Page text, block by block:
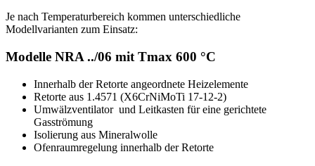
Je nach Temperaturbereich kommen unterschiedliche
Modellvarianten zum Einsatz:
Modelle NRA ../06 mit Tmax 600 °C
Innerhalb der Retorte angeordnete Heizelemente
Retorte aus 1.4571 (X6CrNiMoTi 17-12-2)
Umwälzventilator und Leitkasten für eine gerichtete
Gasströmung
Isolierung aus Mineralwolle
Ofenraumregelung innerhalb der Retorte